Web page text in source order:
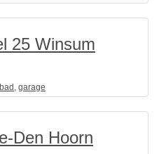
25 Winsum
, garage
Den Hoorn